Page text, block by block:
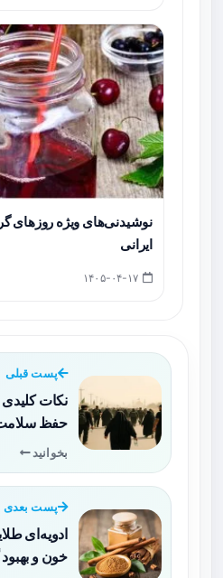
نوشیدنی‌های ویژه روزهای
ایرانی
پست قبلی
نکات
حفظ سلامت
بخوانید
پست بعدی
ادویه‌ای
خون و